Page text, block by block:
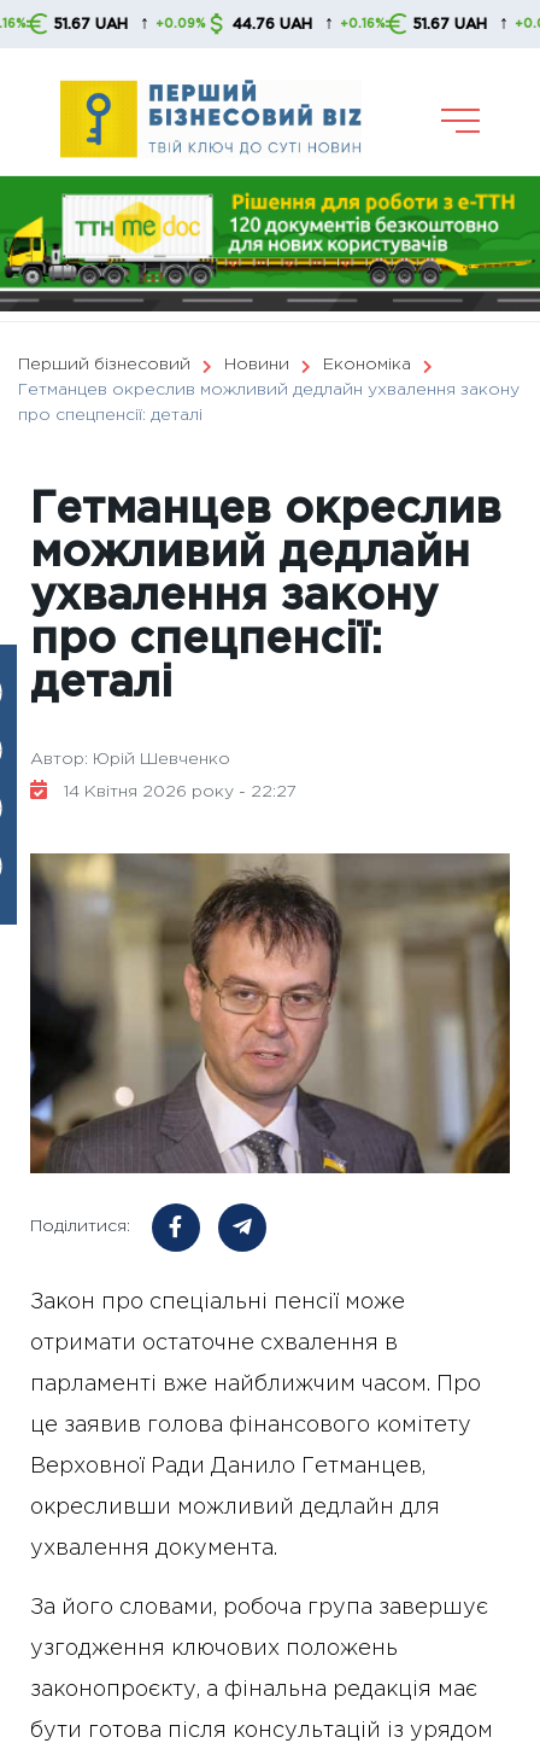
Skip
51.67 UAH ↑ +0.09% 44.76 UAH ↑ +0.16% 51.67 UAH ↑ +0.09%
Перший бізнесовий Новини
Економіка
Гетманцев окреслив можливий дедлайн ухвалення закону
про спецпенсії: деталі
Гетманцев окреслив
можливий дедлайн
ухвалення закону
про спецпенсії:
деталі
Автор: Юрій Шевченко
14 Квітня 2026 року - 22:27
Поділитися:
Закон про спеціальні пенсії може
отримати остаточне схвалення в
парламенті вже найближчим часом. Про
це заявив голова фінансового комітету
Верховної Ради Данило Гетманцев,
окресливши можливий дедлайн для
ухвалення документа.
За його словами, робоча група завершує
узгодження ключових положень
законопроєкту, а фінальна редакція має
бути готова після консультацій із урядом